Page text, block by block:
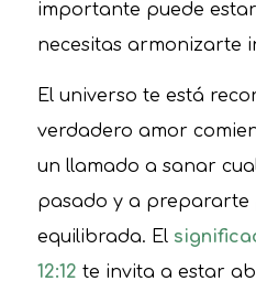
importante puede
necesitas armonizarte
El universo te está
verdadero amor
un llamado a sanar
pasado y a prepararte
equilibrada. El
12:12 te invita a estar